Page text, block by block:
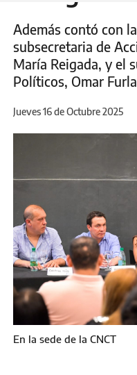
Además contó con
subsecretaria de
María Reigada, y el
Políticos, Omar
Jueves 16 de Octubre 2025
En la sede de la CNCT